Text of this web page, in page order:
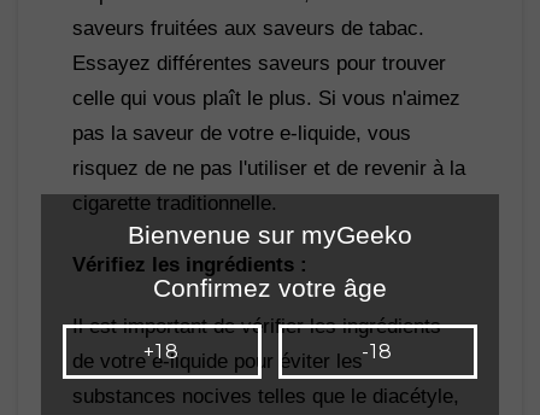
saveurs fruitées aux saveurs de tabac.
Essayez différentes saveurs pour trouver
celle qui vous plaît le plus. Si vous n'aimez
pas la saveur de votre e-liquide, vous
risquez de ne pas l'utiliser et de revenir à la
cigarette traditionnelle.
Vérifiez les ingrédients :
Il est important de vérifier les ingrédients
de votre e-liquide pour éviter les
substances nocives telles que le diacétyle,
Bienvenue sur myGeeko
Confirmez votre âge
+18 -18